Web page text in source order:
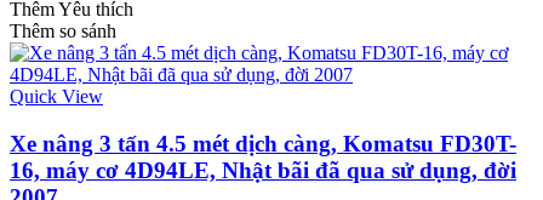
Thêm Yêu thích
Thêm so sánh
Quick View
Xe nâng 3 tấn 4.5 mét dịch càng, Komatsu FD30T-
16, máy cơ 4D94LE, Nhật bãi đã qua sử dụng, đời